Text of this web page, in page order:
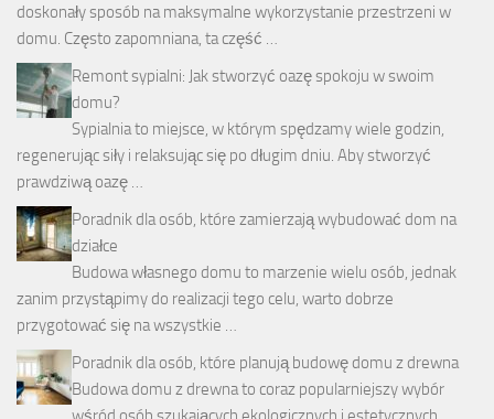
doskonały sposób na maksymalne wykorzystanie przestrzeni w
domu. Często zapomniana, ta część …
Remont sypialni: Jak stworzyć oazę spokoju w swoim
domu?
Sypialnia to miejsce, w którym spędzamy wiele godzin,
regenerując siły i relaksując się po długim dniu. Aby stworzyć
prawdziwą oazę …
Poradnik dla osób, które zamierzają wybudować dom na
działce
Budowa własnego domu to marzenie wielu osób, jednak
zanim przystąpimy do realizacji tego celu, warto dobrze
przygotować się na wszystkie …
Poradnik dla osób, które planują budowę domu z drewna
Budowa domu z drewna to coraz popularniejszy wybór